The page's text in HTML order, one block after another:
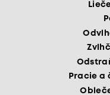
Pracie a